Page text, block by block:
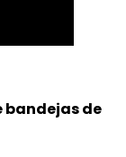
bandejas de